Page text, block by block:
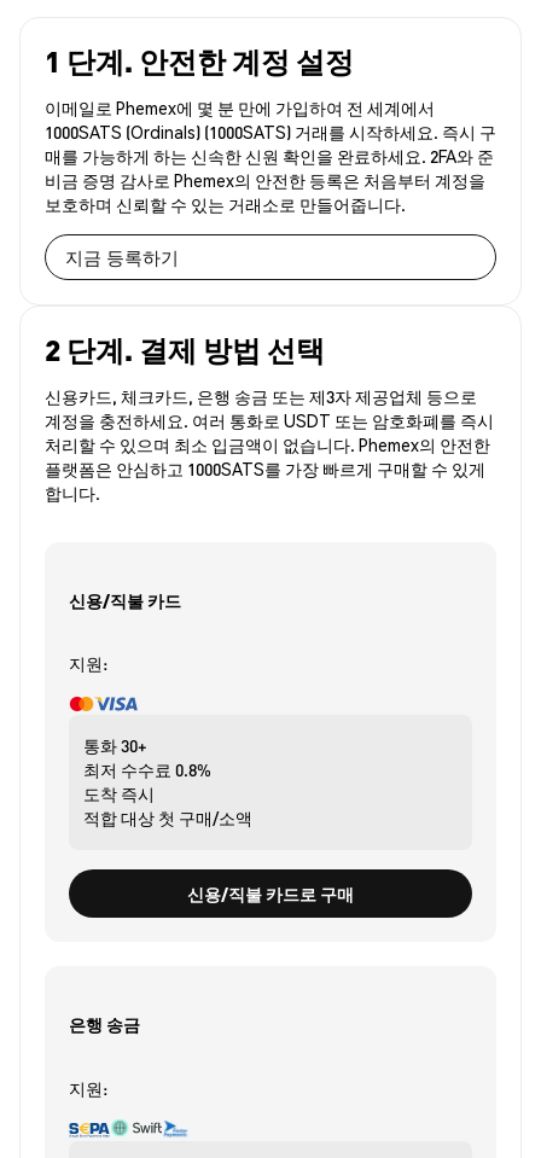
1 단계. 안전한 계정 설정
이메일로 Phemex에 몇 분 만에 가입하여 전 세계에서
1000SATS (Ordinals) (1000SATS) 거래를 시작하세요. 즉시 구
매를 가능하게 하는 신속한 신원 확인을 완료하세요. 2FA와 준
비금 증명 감사로 Phemex의 안전한 등록은 처음부터 계정을
보호하며 신뢰할 수 있는 거래소로 만들어줍니다.
지금 등록하기
2 단계. 결제 방법 선택
신용카드, 체크카드, 은행 송금 또는 제3자 제공업체 등으로
계정을 충전하세요. 여러 통화로 USDT 또는 암호화폐를 즉시
처리할 수 있으며 최소 입금액이 없습니다. Phemex의 안전한
플랫폼은 안심하고 1000SATS를 가장 빠르게 구매할 수 있게
합니다.
신용/직불 카드
지원:
통화30+
최저 수수료 0.8%
도착 즉시
적합 대상 첫 구매/소액
신용/직불 카드로 구매
은행 송금
지원: